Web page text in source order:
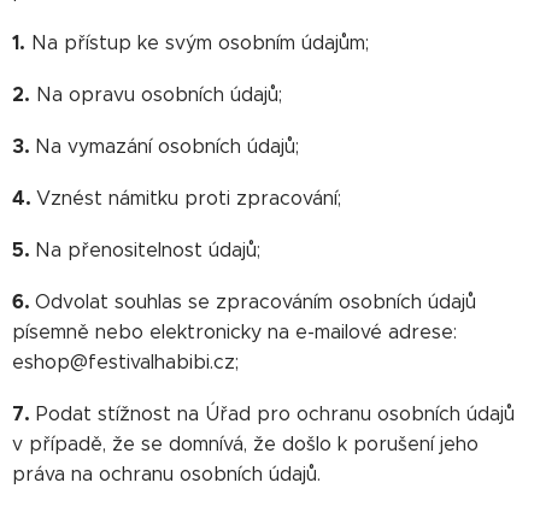
1. Na přístup ke svým osobním údajům;
2. Na opravu osobních údajů;
3. Na vymazání osobních údajů;
4. Vznést námitku proti zpracování;
5. Na přenositelnost údajů;
6. Odvolat souhlas se zpracováním osobních údajů
písemně nebo elektronicky na e-mailové adrese:
eshop@festivalhabibi.cz;
7. Podat stížnost na Úřad pro ochranu osobních údajů
v případě, že se domnívá, že došlo k porušení jeho
práva na ochranu osobních údajů.